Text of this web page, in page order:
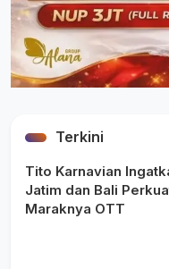
Terkini
Tito Karnavian
Jatim dan Bali
Maraknya OTT